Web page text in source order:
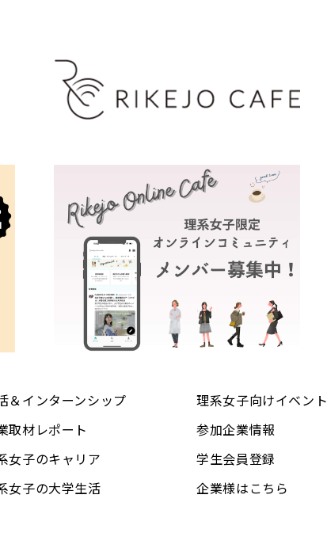
＆インターンシップ
取材レポート
女子のキャリア
女子の大学生活
理系女子向けイベント
参加企業情報
学生会員登録
企業様はこちら